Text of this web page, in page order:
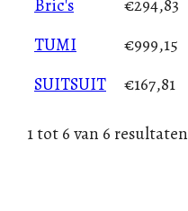
Bric's €294,83
TUMI
€999,15
SUITSUIT
€167,81
1 tot 6 van 6 resultaten